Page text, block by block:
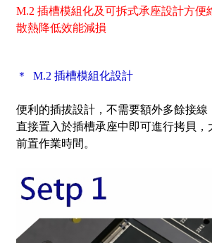
M.2 插槽模組化及可拆式承座設計方便
散熱降低效能減損
＊ M.2 插槽模組化設計
便利的插拔設計，不需要額外多餘接線
直接置入於插槽承座中即可進行拷貝，
前置作業時間。